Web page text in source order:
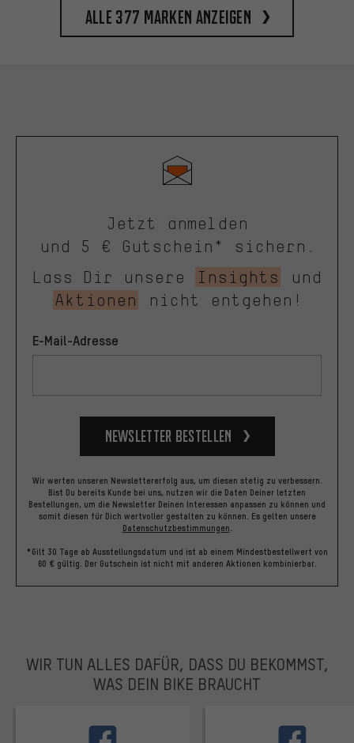
Alle 377 Marken anzeigen
Jetzt anmelden
und 5 € Gutschein* sichern.
Lass Dir unsere
Insights
und
Aktionen
nicht entgehen!
E-Mail-Adresse
Newsletter bestellen
Wir werten unseren Newslettererfolg aus, um diesen stetig zu verbessern.
Bist Du bereits Kunde bei uns, nutzen wir die Daten Deiner letzten
Bestellungen, um die Newsletter Deinen Interessen anpassen zu können und
somit diesen für Dich wertvoller gestalten zu können. Es gelten unsere
Datenschutzbestimmungen.
*Gilt 30 Tage ab Ausstellungsdatum und ist ab einem Mindestbestellwert von
60 € gültig. Der Gutschein ist nicht mit anderen Aktionen kombinierbar.
WIR TUN ALLES DAFÜR, DASS DU BEKOMMST,
WAS DEIN BIKE BRAUCHT